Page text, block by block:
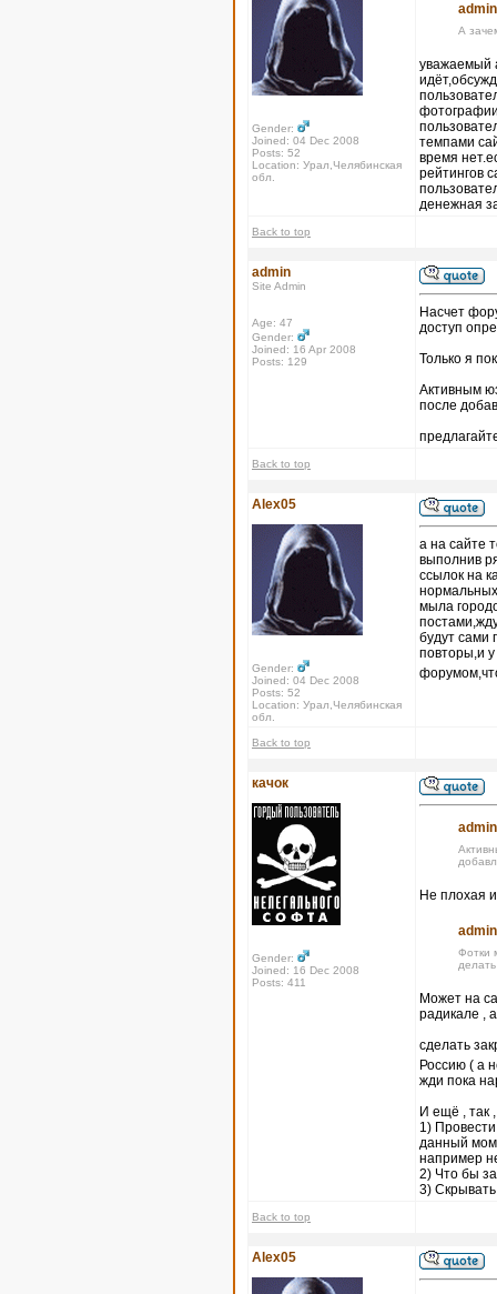
Gender:
Joined: 04 Dec 2008
Posts: 52
Location: Урал,Челябинская
обл.
А
уважаемый
темпами
время
рейтингов
денежная
Back to top
admin
Site Admin
Age: 47
Gender:
Joined: 16 Apr 2008
Posts: 129
Насчет
доступ
Только я
Активным
после
Back to top
Alex05
Gender:
Joined: 04 Dec 2008
Posts: 52
Location: Урал,Челябинская
обл.
а на сайте
выполнив
ссылок на
мыла
будут сами
повторы,и
Back to top
качок
Gender:
Joined: 16 Dec 2008
Posts: 411
Не плохая
Фотки
Может на
радикале ,
сделать
Россию ( а
жди пока
И ещё , так
1)
данный
например
2) Что бы
3)
Back to top
Alex05